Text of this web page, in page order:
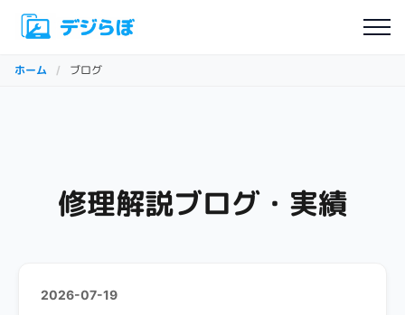
ホーム / ブログ
修理解説ブログ・実績
2026-07-19